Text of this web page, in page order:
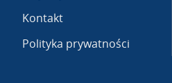
Kontakt
Polityka prywatności